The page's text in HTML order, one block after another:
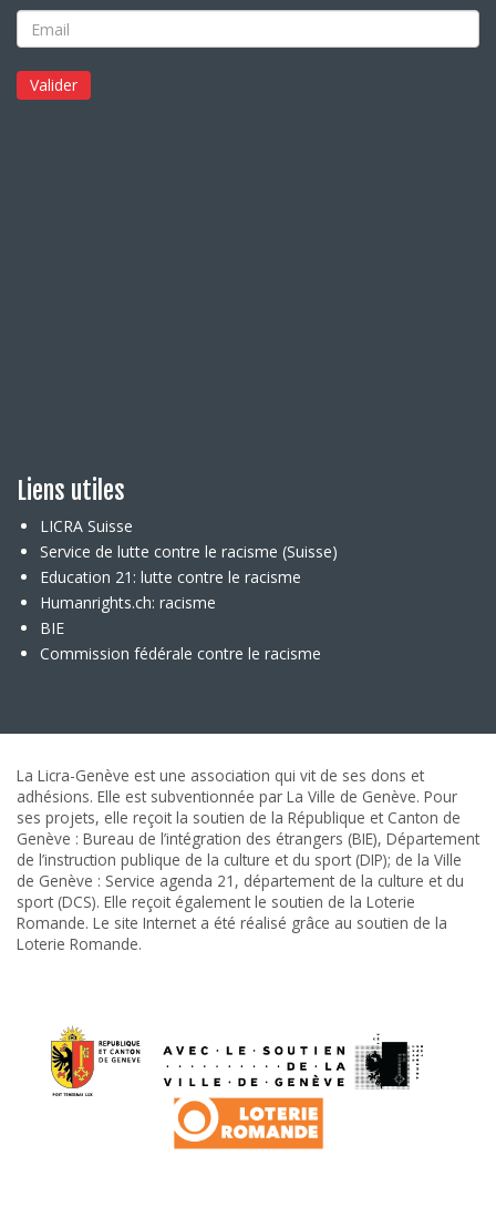
Liens utiles
LICRA Suisse
Service de lutte contre le racisme (Suisse)
Education 21: lutte contre le racisme
Humanrights.ch: racisme
BIE
Commission fédérale contre le racisme
La Licra-Genève est une association qui vit de ses dons et
adhésions. Elle est subventionnée par La Ville de Genève. Pour
ses projets, elle reçoit la soutien de la République et Canton de
Genève : Bureau de l’intégration des étrangers (BIE), Département
de l’instruction publique de la culture et du sport (DIP); de la Ville
de Genève : Service agenda 21, département de la culture et du
sport (DCS). Elle reçoit également le soutien de la Loterie
Romande. Le site Internet a été réalisé grâce au soutien de la
Loterie Romande.